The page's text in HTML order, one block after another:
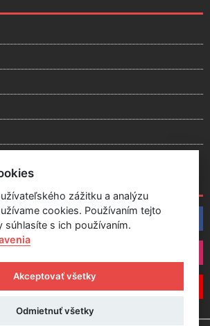
zážitku a analýzu
cookies. Používaním tejto
súhlasíte s ich používaním.
Akceptovať všetky
Odmietnuť všetky